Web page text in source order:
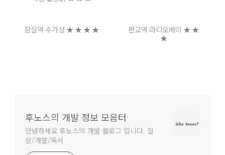
잠실역 수가성 ★ ★ ★ ★
판교역 라디오베이 ★ ★
★
후노스의 개발 정보 모음터
안녕하세요 후노스의 개발 블로그 입니다. 일
상/개발/독서